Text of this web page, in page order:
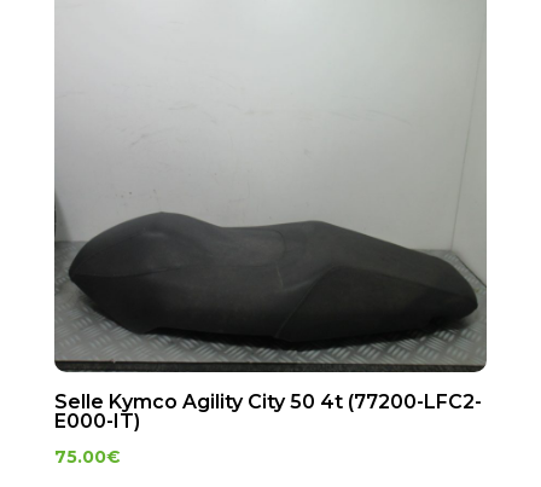
Selle Kymco Agility City 50 4t (77200-LFC2-
E000-IT)
75.00€